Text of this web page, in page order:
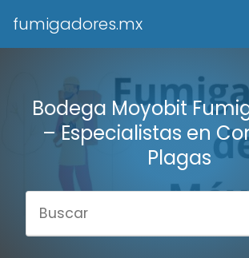
fumigadores.mx
Bodega Moyobit
– Especialistas en
Plagas